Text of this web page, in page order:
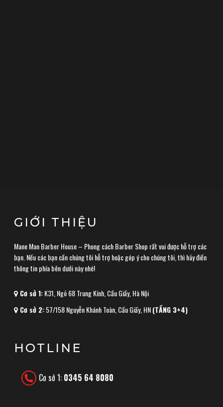
GIỚI THIỆU
Mane Man Barber House – Phong cách Barber Shop rất vui được hỗ trợ các
bạn. Nếu các bạn cần chúng tôi hỗ trợ hoặc góp ý cho chúng tôi, thì hãy điền
thông tin phía bên dưới này nhé!
Cơ sở 1:K31, Ngõ 68 Trung Kính, Cầu Giấy, Hà Nội
Cơ sở 2:57/158 Nguyễn Khánh Toàn, Cầu Giấy, HN(TẦNG 3+4)
HOTLINE
Cơ sở 1: 0345 64 8080